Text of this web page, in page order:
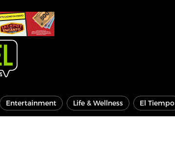
Entertainment Life & Wellness El Tiempo